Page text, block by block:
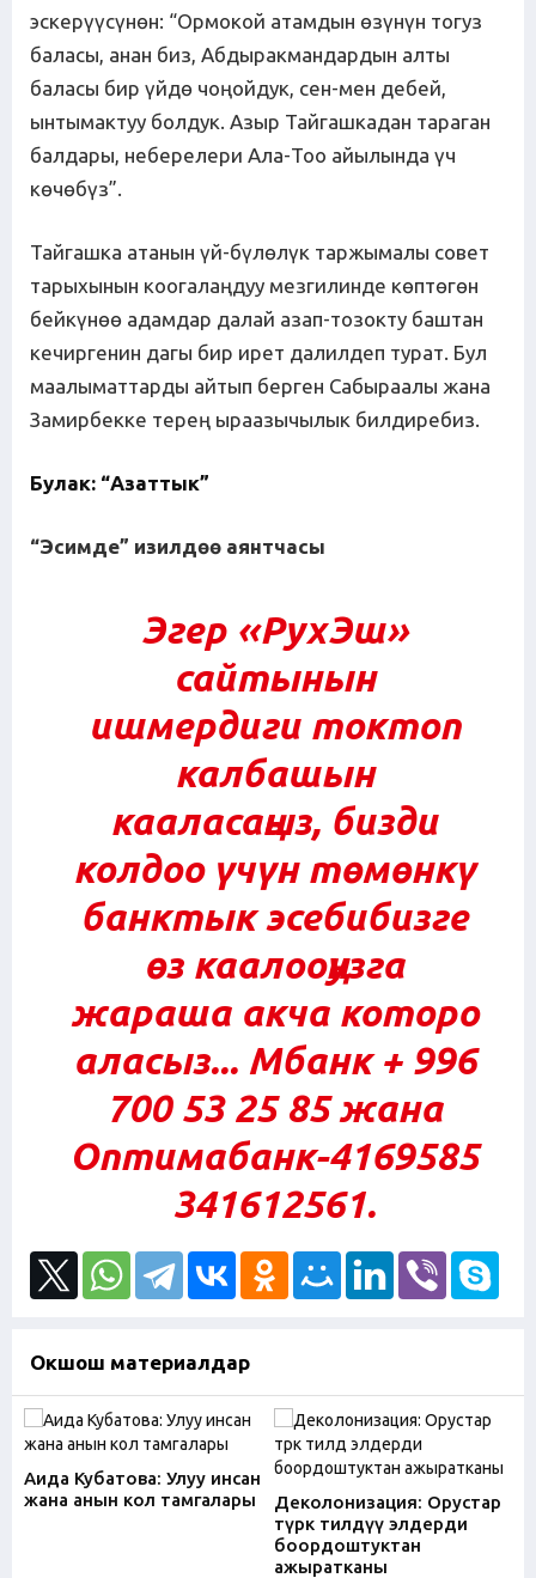
эскерүүсүнөн: “Ормокой атамдын өзүнүн тогуз
баласы, анан биз, Абдыракмандардын алты
баласы бир үйдө чоңойдук, сен-мен дебей,
ынтымактуу болдук. Азыр Тайгашкадан тараган
балдары, неберелери Ала-Тоо айылында үч
көчөбүз”.
Тайгашка атанын үй-бүлөлүк таржымалы совет
тарыхынын коогалаңдуу мезгилинде көптөгөн
бейкүнөө адамдар далай азап-тозокту баштан
кечиргенин дагы бир ирет далилдеп турат. Бул
маалыматтарды айтып берген Сабыраалы жана
Замирбекке терең ыраазычылык билдиребиз.
Булак: “Азаттык”
“Эсимде” изилдөө аянтчасы
Эгер «РухЭш»
сайтынын
ишмердиги токтоп
калбашын
кааласаңыз, бизди
колдоо үчүн төмөнкү
банктык эсебибизге
өз каалооңузга
жараша акча которо
аласыз... Мбанк + 996
700 53 25 85 жана
Оптимабанк-4169585
341612561.
Окшош материалдар
Аида Кубатова: Улуу инсан
жана анын кол тамгалары
Деколонизация: Орустар
түрк тилдүү элдерди
боордоштуктан
ажыратканы